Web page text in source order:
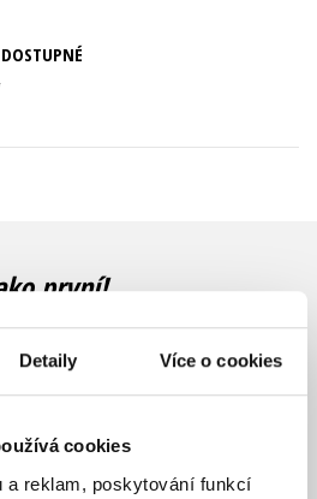
Detaily Více o cookies
cookies
a reklam, poskytování funkcí
tituly
první!
vychází, na jaké zboží je výhodná
Přihlášením k odběru našich e-
se zpracováním osobních údajů
Přihlásit se